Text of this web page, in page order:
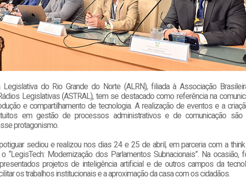
do Rio Grande do Norte (ALRN), filiada à Associação
Legislativas (ASTRAL), tem se destacado como referência na
e compartilhamento de tecnologia. A realização de eventos e a
em gestão de processos administrativos e de comunicação são
protagonismo.
sediou e realizou nos dias 24 e 25 de abril, em parceria com a
“LegisTech: Modernização dos Parlamentos Subnacionais”. Na ocasião,
projetos de inteligência artificial e de outros campos da
os trabalhos institucionais e a aproximação da casa com os cidadãos.